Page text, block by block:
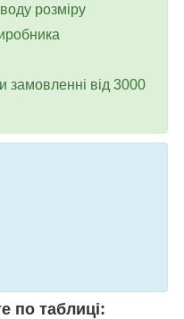
розміру
замовленні від 3000
по таблиці: